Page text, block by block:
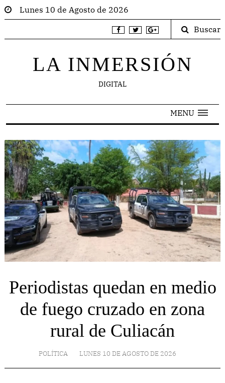
Lunes 10 de Agosto de 2026
Buscar
LA INMERSIÓN
DIGITAL
MENU
Periodistas quedan en medio
de fuego cruzado en zona
rural de Culiacán
POLÍTICA LUNES 10 DE AGOSTO DE 2026